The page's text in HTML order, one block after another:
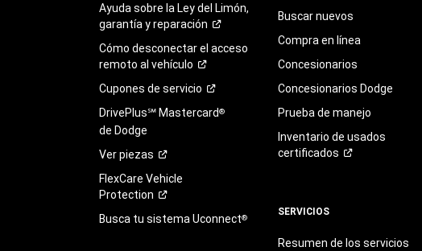
Ayuda sobre la Ley del Limón,
garantía yreparación
Cómo desconectar el acceso
remoto al vehículo
Cupones de servicio
DrivePlus℠ Mastercard®
de Dodge
Verpiezas
FlexCare Vehicle
Protection
Busca tu sistema Uconnect®
Buscar nuevos
Compra en línea
Concesionarios
Concesionarios Dodge
Prueba de manejo
Inventario de usados
certificados
SERVICIOS
Resumen de los servicios